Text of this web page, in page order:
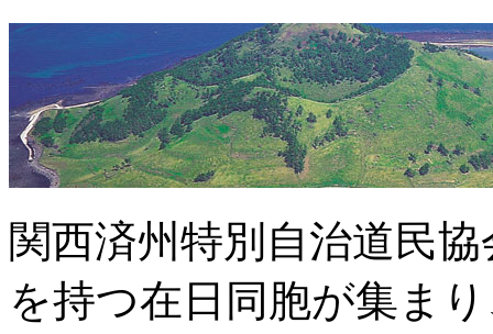
関西済州特別自治道民
を持つ在日同胞が集ま